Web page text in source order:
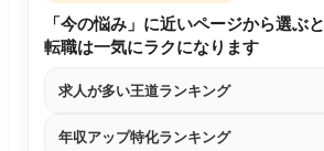
「今の悩み」に近いページから選ぶと
転職は一気にラクになります
求人が多い王道ランキング
年収アップ特化ランキング